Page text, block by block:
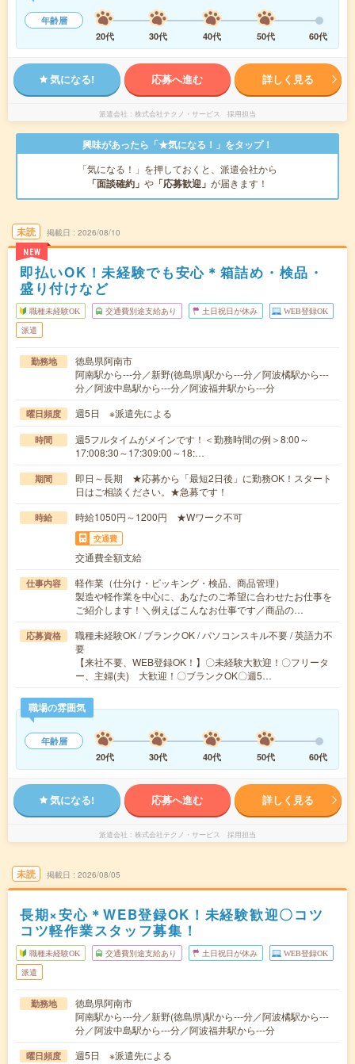
年齢層
20代
30代 40代 50代 60代
気になる! 応募へ進む 詳しく見る
派遣会社 株式会社テクノ・サービス 採用担当
興味があったら「★気になる！」をタップ！
「気になる！」を押しておくと、派遣会社から
「面談確約」 や 「応募歓迎」 が届きます！
未読
NEW
掲載日 2026/08/10
即払いOK！未経験でも安心＊箱詰め・検品・
盛り付けなど
職種未経験OK 交通費別途支給あり 土日祝日が休み WEB登録OK
派遣
勤務地
徳島県阿南市
阿南駅から---分／新野(徳島県)駅から---分／阿波橘駅から---
分／阿波中島駅から---分／阿波福井駅から---分
曜日頻度 週5日 ※派遣先による
時間
週5フルタイムがメインです！＜勤務時間の例＞8:00～
17:008:30～17:309:00～18:…
期間
即日～長期 ★応募から「最短2日後」に勤務OK！スタート
日はご相談ください。★急募です！
時給 時給1050円～1200円 ★Wワーク不可
交通費
交通費全額支給
仕事内容
軽作業（仕分け・ピッキング・検品、商品管理）
製造や軽作業を中心に、あなたのご希望に合わせたお仕事を
ご紹介します！＼例えばこんなお仕事です／商品の…
応募資格
職種未経験OK / ブランクOK / パソコンスキル不要 / 英語力不
要
【来社不要、WEB登録OK！】〇未経験大歓迎！〇フリータ
ー、主婦(夫) 大歓迎！〇ブランクOK〇週5…
職場の雰囲気
年齢層
20代
30代 40代 50代 60代
気になる! 応募へ進む 詳しく見る
派遣会社 株式会社テクノ・サービス 採用担当
未読 掲載日 2026/08/05
長期×安心＊WEB登録OK！未経験歓迎〇コツ
コツ軽作業スタッフ募集！
職種未経験OK 交通費別途支給あり 土日祝日が休み WEB登録OK
派遣
勤務地
徳島県阿南市
阿南駅から---分／新野(徳島県)駅から---分／阿波橘駅から---
分／阿波中島駅から---分／阿波福井駅から---分
曜日頻度 週5日 ※派遣先による